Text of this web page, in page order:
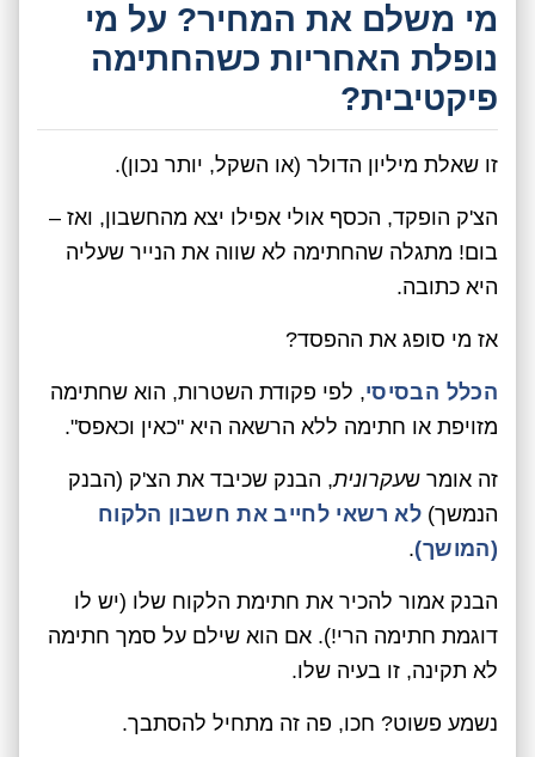
מי משלם את המחיר? על מי
נופלת האחריות כשהחתימה
פיקטיבית?
זו שאלת מיליון הדולר (או השקל, יותר נכון).
הצ'ק הופקד, הכסף אולי אפילו יצא מהחשבון, ואז –
בום! מתגלה שהחתימה לא שווה את הנייר שעליה
היא כתובה.
אז מי סופג את ההפסד?
הכלל הבסיסי, לפי פקודת השטרות, הוא שחתימה
מזויפת או חתימה ללא הרשאה היא "כאין וכאפס".
זה אומר שעקרונית, הבנק שכיבד את הצ'ק (הבנק
הנמשך) לא רשאי לחייב את חשבון הלקוח
(המושך).
הבנק אמור להכיר את חתימת הלקוח שלו (יש לו
דוגמת חתימה הרי!). אם הוא שילם על סמך חתימה
לא תקינה, זו בעיה שלו.
נשמע פשוט? חכו, פה זה מתחיל להסתבך.